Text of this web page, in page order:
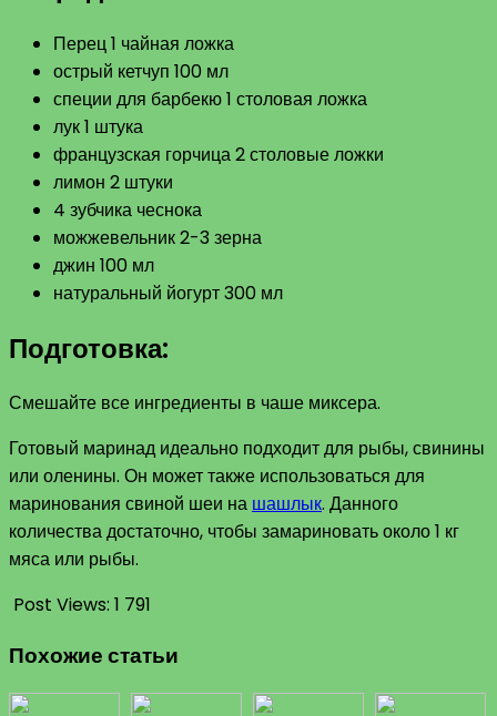
Перец 1 чайная ложка
острый кетчуп 100 мл
специи для барбекю 1 столовая ложка
лук 1 штука
французская горчица 2 столовые ложки
лимон 2 штуки
4 зубчика чеснока
можжевельник 2-3 зерна
джин 100 мл
натуральный йогурт 300 мл
Подготовка:
Смешайте все ингредиенты в чаше миксера.
Готовый маринад идеально подходит для рыбы, свинины
или оленины. Он может также использоваться для
маринования свиной шеи на шашлык. Данного
количества достаточно, чтобы замариновать около 1 кг
мяса или рыбы.
Post Views: 1 791
Похожие статьи